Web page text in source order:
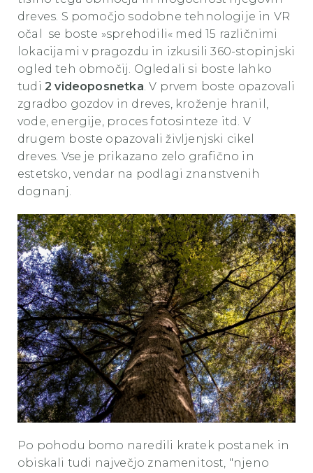
dreves. S pomočjo sodobne tehnologije in VR
očal se boste »sprehodili« med 15 različnimi
lokacijami v pragozdu in izkusili 360-stopinjski
ogled teh območij. Ogledali si boste lahko
tudi 2 videoposnetka . V prvem boste opazovali
zgradbo gozdov in dreves, kroženje hranil,
vode, energije, proces fotosinteze itd. V
drugem boste opazovali življenjski cikel
dreves. Vse je prikazano zelo grafično in
estetsko, vendar na podlagi znanstvenih
dognanj.
Po pohodu bomo naredili kratek postanek in
obiskali tudi največjo znamenitost, "njeno